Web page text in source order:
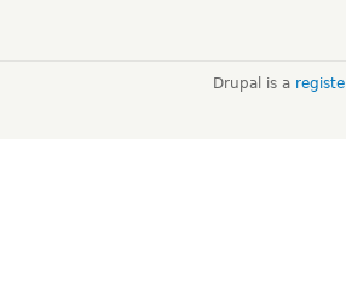
Drupal is a